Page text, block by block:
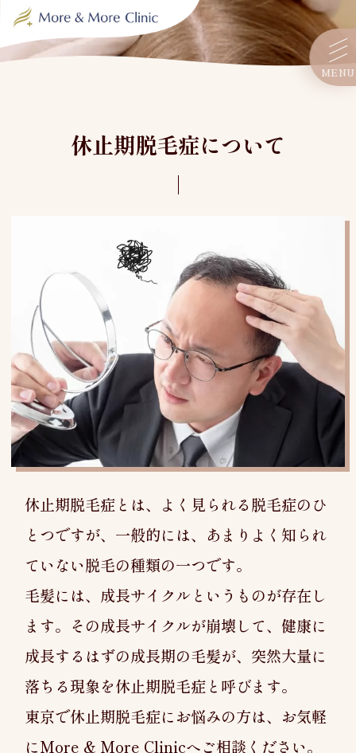
MENU
休止期脱毛症について
休止期脱毛症とは、よく見られる脱毛症のひ
とつですが、一般的には、あまりよく知られ
ていない脱毛の種類の一つです。
毛髪には、成長サイクルというものが存在し
ます。その成長サイクルが崩壊して、健康に
成長するはずの成長期の毛髪が、突然大量に
落ちる現象を休止期脱毛症と呼びます。
東京で休止期脱毛症にお悩みの方は、お気軽
にMore & More Clinicへご相談ください。